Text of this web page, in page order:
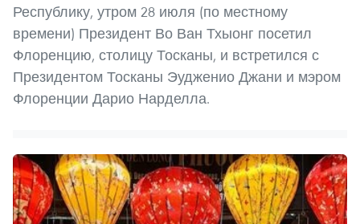
Республику, утром 28 июля (по местному
времени) Президент Во Ван Тхыонг посетил
Флоренцию, столицу Тосканы, и встретился с
Президентом Тосканы Эудженио Джани и мэром
Флоренции Дарио Нарделла.